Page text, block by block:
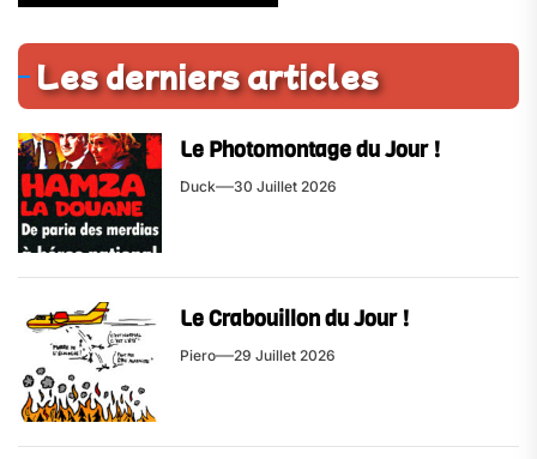
Les derniers articles
Le Photomontage du Jour !
Duck 30 Juillet 2026
Le Crabouillon du Jour !
Piero 29 Juillet 2026